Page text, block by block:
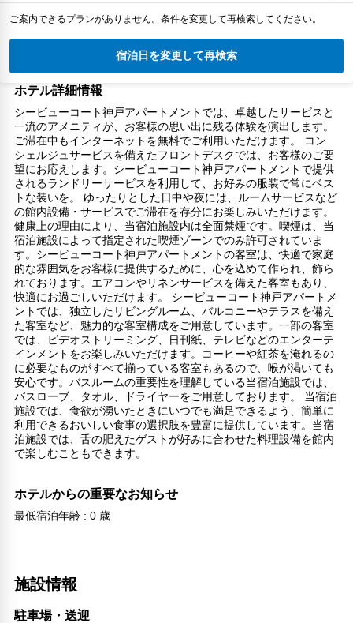
ご案内できるプランがありません。条件を変更して再検索してください。
宿泊日を変更して再検索
ホテル詳細情報
シービューコート神戸アパートメントでは、卓越したサービスと
一流のアメニティが、お客様の思い出に残る体験を演出します。
ご滞在中もインターネットを無料でご利用いただけます。 コン
シェルジュサービスを備えたフロントデスクでは、お客様のご要
望にお応えします。シービューコート神戸アパートメントで提供
されるランドリーサービスを利用して、お好みの服装で常にベス
トな装いを。 ゆったりとした日中や夜には、ルームサービスなど
の館内設備・サービスでご滞在を存分にお楽しみいただけます。
健康上の理由により、当宿泊施設内は全面禁煙です。喫煙は、当
宿泊施設によって指定された喫煙ゾーンでのみ許可されていま
す。シービューコート神戸アパートメントの客室は、快適で家庭
的な雰囲気をお客様に提供するために、心を込めて作られ、飾ら
れております。エアコンやリネンサービスを備えた客室もあり、
快適にお過ごしいただけます。 シービューコート神戸アパートメ
ントでは、独立したリビングルーム、バルコニーやテラスを備え
た客室など、魅力的な客室構成をご用意しています。一部の客室
では、ビデオストリーミング、日刊紙、テレビなどのエンターテ
インメントをお楽しみいただけます。コーヒーや紅茶を淹れるの
に必要なものがすべて揃っている客室もあるので、喉が渇いても
安心です。バスルームの重要性を理解している当宿泊施設では、
バスローブ、タオル、ドライヤーをご用意しております。 当宿泊
施設では、食欲が湧いたときにいつでも満足できるよう、簡単に
利用できるおいしい食事の選択肢を豊富に提供しています。当宿
泊施設では、舌の肥えたゲストが好みに合わせた料理設備を館内
で楽しむこともできます。
ホテルからの重要なお知らせ
最低宿泊年齢 : 0 歳
施設情報
駐車場・送迎